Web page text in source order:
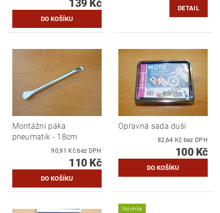
139 Kč DETAIL
Montážní páka
pneumatik - 18cm
90,91 Kč bez DPH
110 Kč
Opravná sada duší
82,64 Kč bez DPH
100 Kč
Novinka